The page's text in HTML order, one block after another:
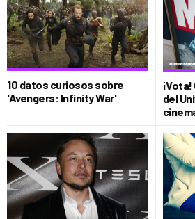
10 datos curiosos sobre
'Avengers: Infinity War'
del